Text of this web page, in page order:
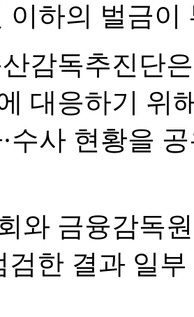
이하의 벌금이
감독추진단
대응하기 위
수사 현황을
와 금융감독
검한 결과 일